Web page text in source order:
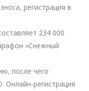
регистрация в
234 000
«Снежный
после чего
Онлайн-регистрация